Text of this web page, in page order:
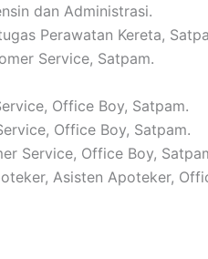
dan Administrasi.
Perawatan Kereta,
Service, Satpam.
Office Boy, Satpam.
Office Boy, Satpam.
Service, Office Boy,
Asisten Apoteker,